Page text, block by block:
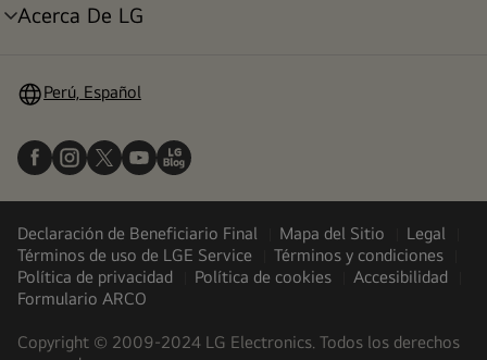
Acerca De LG
alternar
Perú, Español
Declaración de Beneficiario Final Mapa del Sitio
Legal
Términos de uso de LGE Service
Términos y condiciones
Política de privacidad
Política de cookies
Accesibilidad
Formulario ARCO
Copyright © 2009-2024 LG Electronics. Todos los derechos